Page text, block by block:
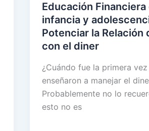
Educación Financiera
infancia y
Potenciar la Relación
con el diner
¿Cuándo fue la primera
enseñaron a manejar el
Probablemente no lo
esto no es